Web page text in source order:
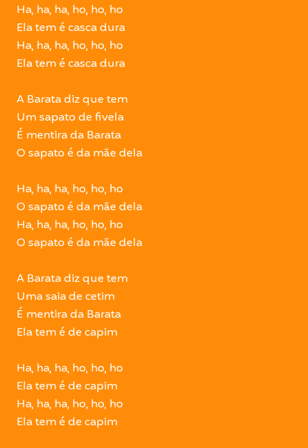
Ha, ha, ha, ho, ho, ho
Ela tem é casca dura
Ha, ha, ha, ho, ho, ho
Ela tem é casca dura
A Barata diz que tem
Um sapato de fivela
É mentira da Barata
O sapato é da mãe dela
Ha, ha, ha, ho, ho, ho
O sapato é da mãe dela
Ha, ha, ha, ho, ho, ho
O sapato é da mãe dela
A Barata diz que tem
Uma saia de cetim
É mentira da Barata
Ela tem é de capim
Ha, ha, ha, ho, ho, ho
Ela tem é de capim
Ha, ha, ha, ho, ho, ho
Ela tem é de capim